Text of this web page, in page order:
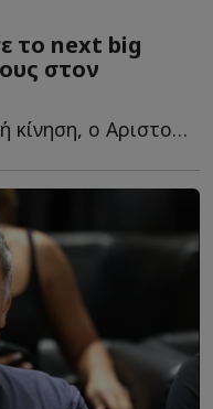
το next big
στον
Με μία σπουδαία επενδυτική κίνηση, ο Αριστοτέλης Μυστακίδης κ...